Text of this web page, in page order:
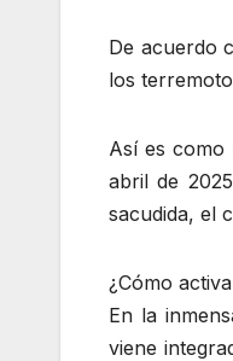
De acuerdo
los
Así es como
abril de
sacudida, el
¿Cómo
En la
viene